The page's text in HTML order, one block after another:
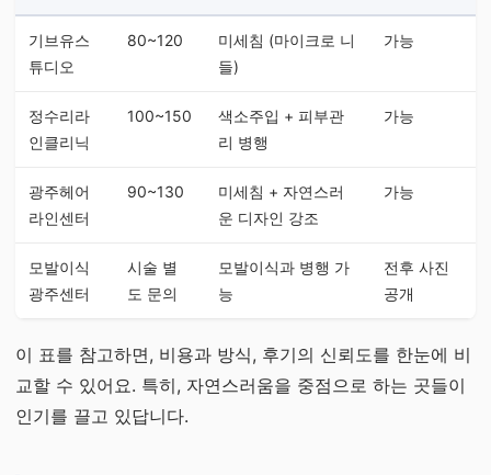
기브유스
튜디오
80~120
미세침 (마이크로 니
들)
가능
정수리라
인클리닉
100~150
색소주입 + 피부관
리 병행
가능
광주헤어
라인센터
90~130
미세침 + 자연스러
운 디자인 강조
가능
모발이식
광주센터
시술 별
도 문의
모발이식과 병행 가
능
전후 사진
공개
이 표를 참고하면, 비용과 방식, 후기의 신뢰도를 한눈에 비
교할 수 있어요. 특히, 자연스러움을 중점으로 하는 곳들이
인기를 끌고 있답니다.